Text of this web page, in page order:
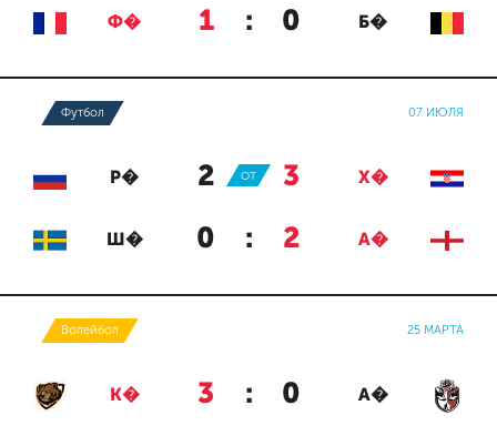
Ф� 1 : 0 Б�
Футбол 07 ИЮЛЯ
Р� 2 : 3 Х�
ОТ
Ш� 0 : 2 А�
Волейбол 25 МАРТА
К� 3 : 0 А�